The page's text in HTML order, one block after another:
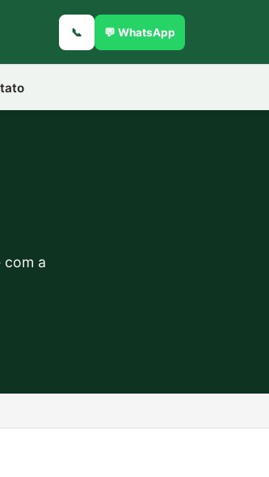
📞 💬 WhatsApp
com a